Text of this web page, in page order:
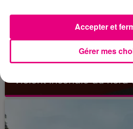
Violent incendie au nord
Gérer mes
Accepter et